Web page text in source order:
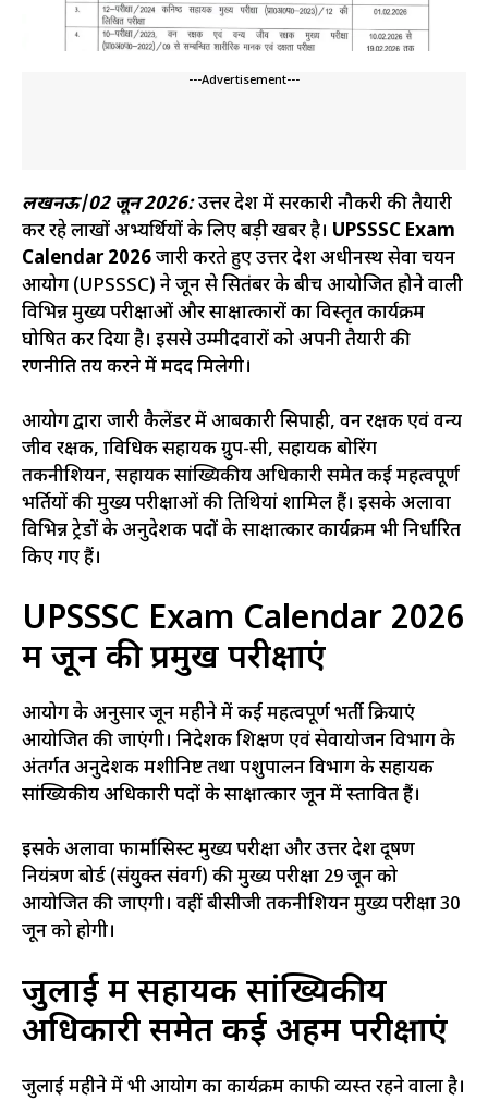
---Advertisement---
लखनऊ|02 जून 2026:उत्तर प्रदेश में सरकारी नौकरी की तैयारी
कर रहे लाखों अभ्यर्थियों के लिए बड़ी खबर है। UPSSSC Exam
Calendar 2026जारी करते हुए उत्तर प्रदेश अधीनस्थ सेवा चयन
आयोग (UPSSSC) ने जून से सितंबर के बीच आयोजित होने वाली
विभिन्न मुख्य परीक्षाओं और साक्षात्कारों का विस्तृत कार्यक्रम
घोषित कर दिया है। इससे उम्मीदवारों को अपनी तैयारी की
रणनीति तय करने में मदद मिलेगी।
आयोग द्वारा जारी कैलेंडर में आबकारी सिपाही, वन रक्षक एवं वन्य
जीव रक्षक, प्राविधिक सहायक ग्रुप-सी, सहायक बोरिंग
तकनीशियन, सहायक सांख्यिकीय अधिकारी समेत कई महत्वपूर्ण
भर्तियों की मुख्य परीक्षाओं की तिथियां शामिल हैं। इसके अलावा
विभिन्न ट्रेडों के अनुदेशक पदों के साक्षात्कार कार्यक्रम भी निर्धारित
किए गए हैं।
UPSSSC Exam Calendar 2026
में जून की प्रमुख परीक्षाएं
आयोग के अनुसार जून महीने में कई महत्वपूर्ण भर्ती प्रक्रियाएं
आयोजित की जाएंगी। निदेशक प्रशिक्षण एवं सेवायोजन विभाग के
अंतर्गत अनुदेशक मशीनिष्ट तथा पशुपालन विभाग के सहायक
सांख्यिकीय अधिकारी पदों के साक्षात्कार जून में प्रस्तावित हैं।
इसके अलावा फार्मासिस्ट मुख्य परीक्षा और उत्तर प्रदेश प्रदूषण
नियंत्रण बोर्ड (संयुक्त संवर्ग) की मुख्य परीक्षा 29 जून को
आयोजित की जाएगी। वहीं बीसीजी तकनीशियन मुख्य परीक्षा 30
जून को होगी।
जुलाई में सहायक सांख्यिकीय
अधिकारी समेत कई अहम परीक्षाएं
जुलाई महीने में भी आयोग का कार्यक्रम काफी व्यस्त रहने वाला है।